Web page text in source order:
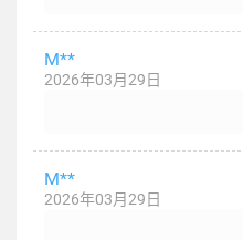
M**
2026年03月29日
M**
2026年03月29日